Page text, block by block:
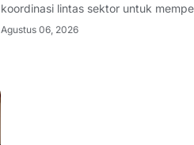
koordinasi lintas sektor untuk
Tanggamus. Upaya tersebut
Agustus 06, 2026